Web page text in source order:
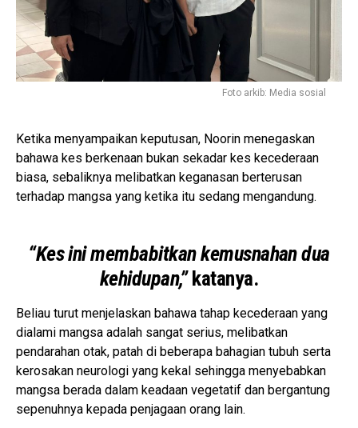
Foto arkib: Media sosial
Ketika menyampaikan keputusan, Noorin menegaskan
bahawa kes berkenaan bukan sekadar kes kecederaan
biasa, sebaliknya melibatkan keganasan berterusan
terhadap mangsa yang ketika itu sedang mengandung.
“Kes ini membabitkan kemusnahan dua
kehidupan,”katanya.
Beliau turut menjelaskan bahawa tahap kecederaan yang
dialami mangsa adalah sangat serius, melibatkan
pendarahan otak, patah di beberapa bahagian tubuh serta
kerosakan neurologi yang kekal sehingga menyebabkan
mangsa berada dalam keadaan vegetatif dan bergantung
sepenuhnya kepada penjagaan orang lain.